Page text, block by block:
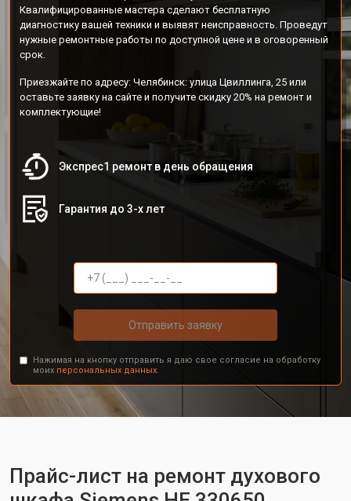
Квалифицированные мастера сделают бесплатную
диагностику вашей техники и выявят неисправность. Проведут
нужные ремонтные работы по доступной цене и в оговоренный
срок.
Приезжайте по адресу: Челябинск: улица Цвиллинга, 25 или
оставьте заявку на сайте и получите скидку 20% на ремонт и
комплектующие!
Экспрес1 ремонт в день обращения
Гарантия до 3-х лет
Отправить заявку
Нажимая на кнопку отправить я даю свое согласие на обработку
моих персональных данных.
Прайс-лист на ремонт духового